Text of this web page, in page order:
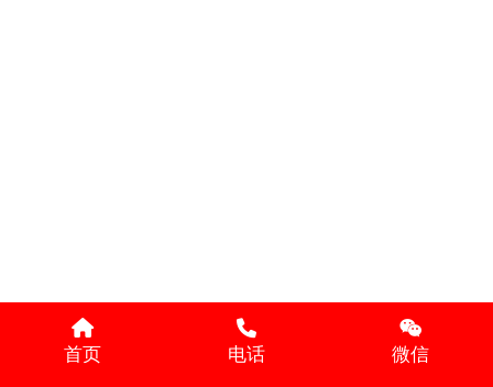
首页 电话 微信